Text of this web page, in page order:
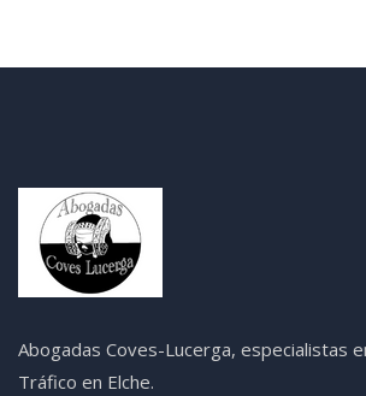
Abogadas Coves-Lucerga, especialistas
Tráfico en Elche.